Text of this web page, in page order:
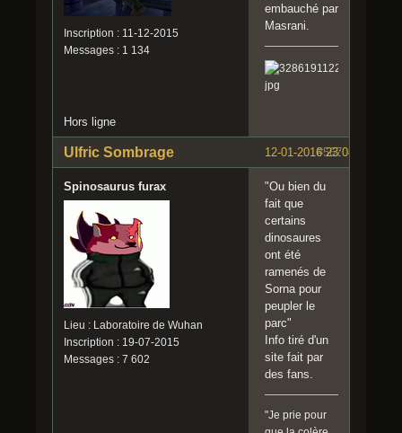
Inscription : 11-12-2015
Messages : 1 134
embauché par
Masrani.
Hors ligne
#567
12-01-2016 23:08:57
Ulfric Sombrage
Spinosaurus furax
Lieu : Laboratoire de Wuhan
Inscription : 19-07-2015
Messages : 7 602
"Ou bien du
fait que
certains
dinosaures
ont été
ramenés de
Sorna pour
peupler le
parc"
Info tiré d'un
site fait par
des fans.
"Je prie pour